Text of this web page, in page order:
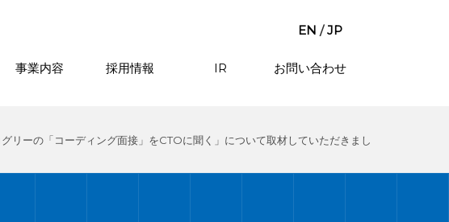
EN /JP
事業内容 採用情報 IR お問い合わせ
ーの「コーディング面接」をCTOに聞く」について取材していただきまし